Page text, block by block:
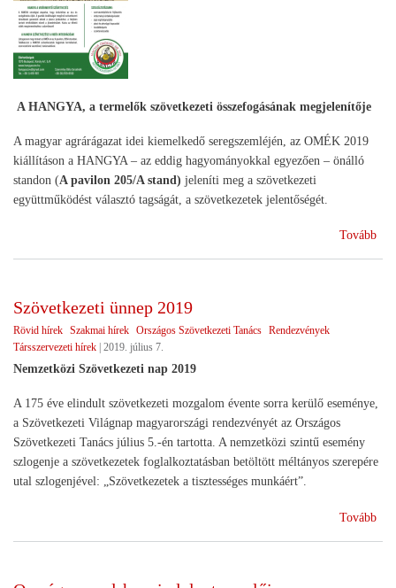
A HANGYA, a termelők szövetkezeti összefogásának megjelenítője
A magyar agrárágazat idei kiemelkedő seregszemléjén, az OMÉK 2019
kiállításon a HANGYA – az eddig hagyományokkal egyezően – önálló
standon (A pavilon 205/A stand) jeleníti meg a szövetkezeti
együttműködést választó tagságát, a szövetkezetek jelentőségét.
Tovább
Szövetkezeti ünnep 2019
Rövid hírek Szakmai hírek Országos Szövetkezeti Tanács Rendezvények
Társszervezeti hírek 2019. július 7.
Nemzetközi Szövetkezeti nap 2019
A 175 éve elindult szövetkezeti mozgalom évente sorra kerülő eseménye,
a Szövetkezeti Világnap magyarországi rendezvényét az Országos
Szövetkezeti Tanács július 5.-én tartotta. A nemzetközi szintű esemény
szlogenje a szövetkezetek foglalkoztatásban betöltött méltányos szerepére
utal szlogenjével: „Szövetkezetek a tisztességes munkáért”.
Tovább